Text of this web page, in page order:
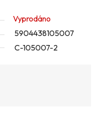
Vyprodáno
5904438105007
C-105007-2